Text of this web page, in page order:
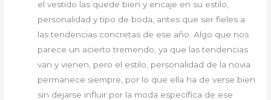
el vestido las quede bien y encaje en su estilo,
personalidad y tipo de boda, antes que ser fieles a
las tendencias concretas de ese año. Algo que nos
parece un acierto tremendo, ya que las tendencias
van y vienen, pero el estilo, personalidad de la novia
permanece siempre, por lo que ella ha de verse bien
sin dejarse influir por la moda específica de ese